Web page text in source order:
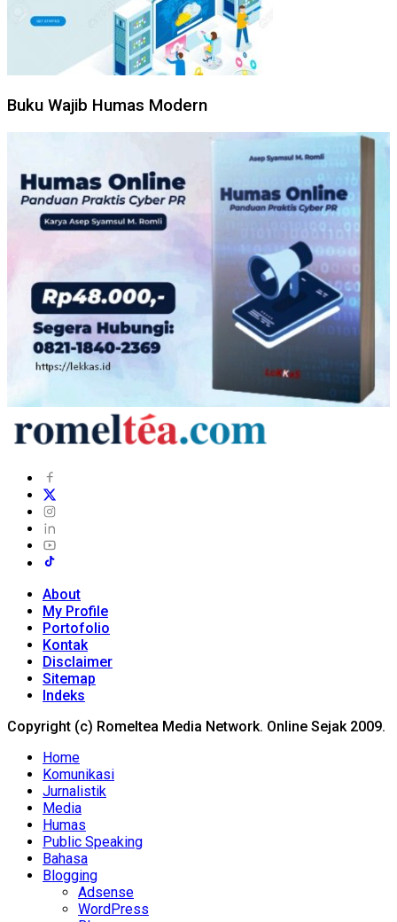
Buku Wajib Humas Modern
About
My Profile
Portofolio
Kontak
Disclaimer
Sitemap
Indeks
Copyright (c) Romeltea Media Network. Online Sejak 2009.
Home
Komunikasi
Jurnalistik
Media
Humas
Public Speaking
Bahasa
Blogging
Adsense
WordPress